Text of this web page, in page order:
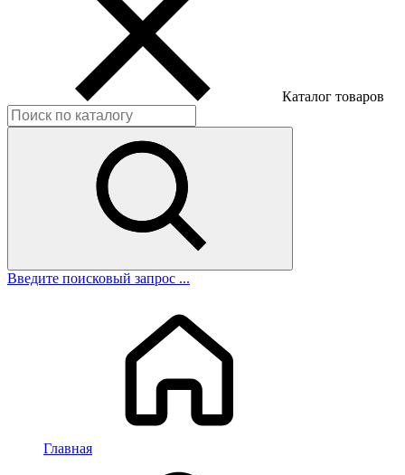
Каталог товаров
Введите поисковый запрос ...
Главная